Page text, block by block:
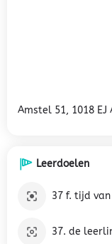
Amstel 51, 1018
Leerdoelen